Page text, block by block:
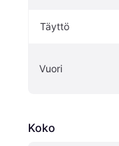
Täyttö
Vuori
Koko